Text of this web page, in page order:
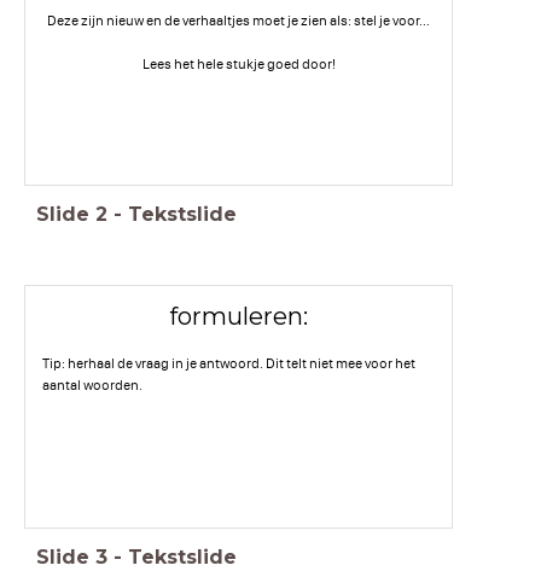
Deze zijn nieuw en de verhaaltjes moet je zien als: stel je voor...
Lees het hele stukje goed door!
Slide 2 - Tekstslide
formuleren:
Tip: herhaal de vraag in je antwoord. Dit telt niet mee voor het
aantal woorden.
Slide 3 - Tekstslide